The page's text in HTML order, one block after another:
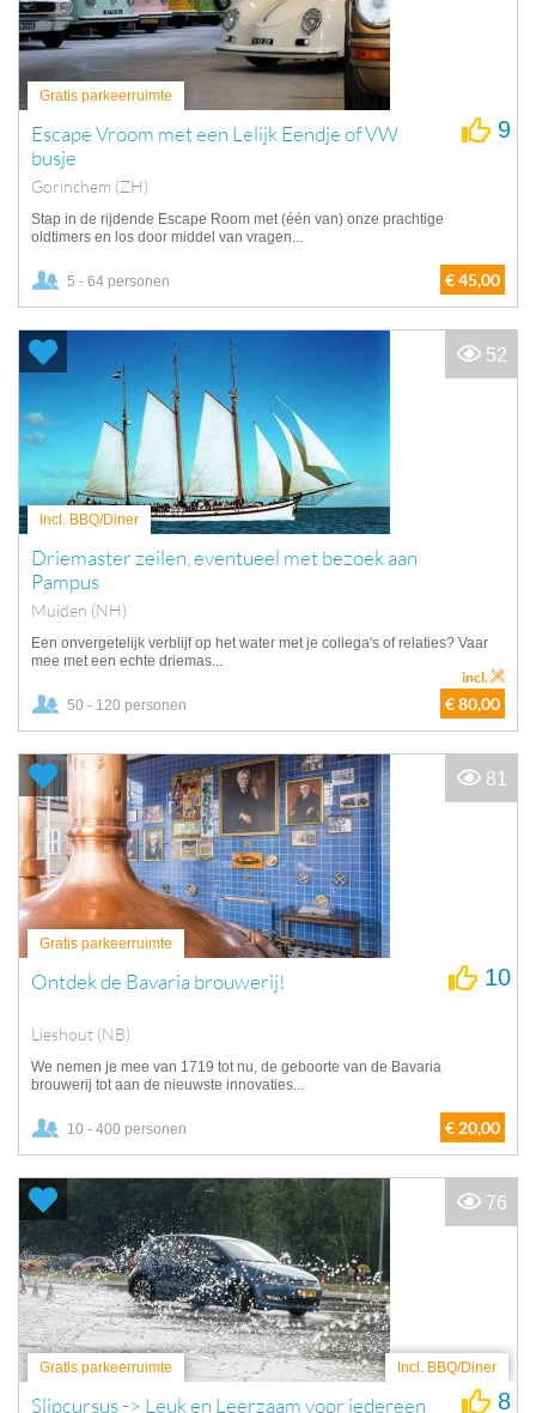
Gratis parkeerruimte
Escape Vroom met een Lelijk Eendje of VW
busje
Gorinchem (ZH)
9
Stap in de rijdende Escape Room met (één van) onze prachtige
oldtimers en los door middel van vragen...
5 - 64 personen € 45,00
Incl. BBQ/Diner
Driemaster zeilen, eventueel met bezoek aan
Pampus
Muiden (NH)
Een onvergetelijk verblijf op het water met je collega's of relaties? Vaar
mee met een echte driemas...
50 - 120 personen € 80,00
incl.
52
Gratis parkeerruimte
Ontdek de Bavaria brouwerij!
Lieshout (NB)
10
We nemen je mee van 1719 tot nu, de geboorte van de Bavaria
brouwerij tot aan de nieuwste innovaties...
10 - 400 personen € 20,00
81
Gratis parkeerruimte Incl. BBQ/Diner
Slipcursus -> Leuk en Leerzaam voor iedereen 8
76